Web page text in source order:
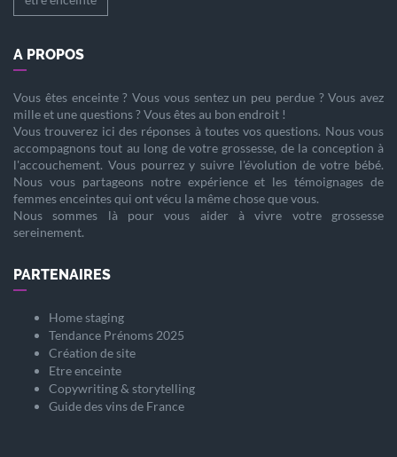
A PROPOS
Vous êtes enceinte? Vous vous sentez un peu perdue ? Vous avez
mille et une questions ? Vous êtes au bon endroit !
Vous trouverez ici des réponses à toutes vos questions. Nous vous
accompagnons tout au long de votre grossesse, de la conception à
l'accouchement. Vous pourrez y suivre l'évolution de votre bébé.
Nous vous partageons notre expérience et les témoignages de
femmes enceintes qui ont vécu la même chose que vous.
Nous sommes là pour vous aider à vivre votre grossesse
sereinement.
PARTENAIRES
Home staging
Tendance Prénoms 2025
Création de site
Etre enceinte
Copywriting & storytelling
Guide des vins de France